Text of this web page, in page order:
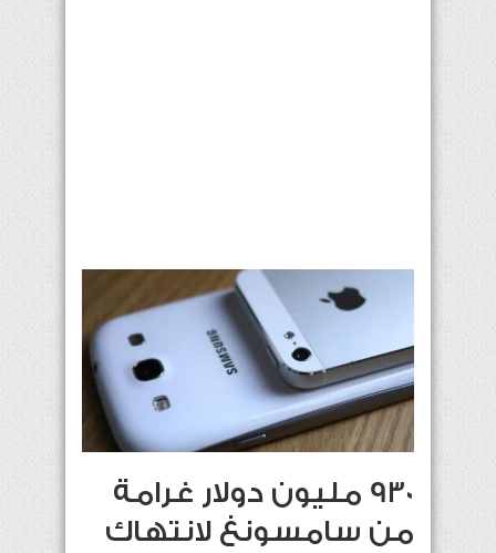
930 مليون دولار غرامة
من سامسونغ لانتهاك